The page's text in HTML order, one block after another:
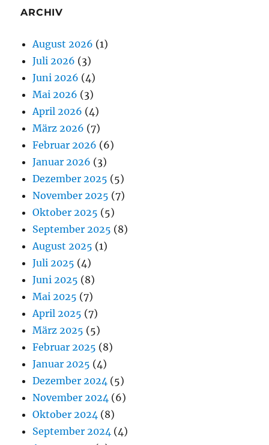
ARCHIV
August 2026 (1)
Juli 2026 (3)
Juni 2026 (4)
Mai 2026 (3)
April 2026 (4)
März 2026 (7)
Februar 2026 (6)
Januar 2026 (3)
Dezember 2025 (5)
November 2025 (7)
Oktober 2025 (5)
September 2025 (8)
August 2025 (1)
Juli 2025 (4)
Juni 2025 (8)
Mai 2025 (7)
April 2025 (7)
März 2025 (5)
Februar 2025 (8)
Januar 2025 (4)
Dezember 2024 (5)
November 2024 (6)
Oktober 2024 (8)
September 2024 (4)